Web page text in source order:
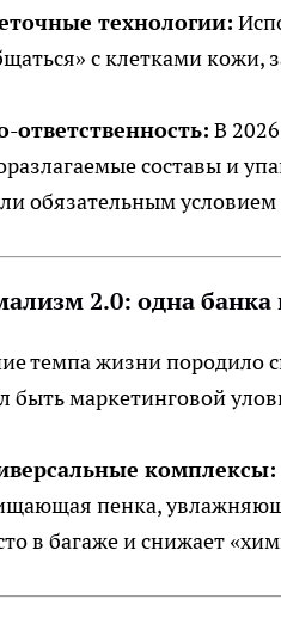
технологии:
с клетками кожи,
ответственность: В
составы и
обязательным
2.0: одна банка
темпа жизни породило
быть маркетинговой
комплексы:
пенка,
в багаже и снижает